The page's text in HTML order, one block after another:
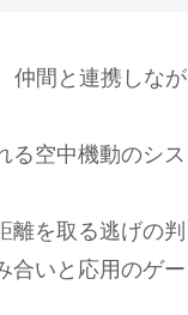
仲間と連携しなが
る空中機動のシス
離を取る逃げの判
合いと応用のゲー